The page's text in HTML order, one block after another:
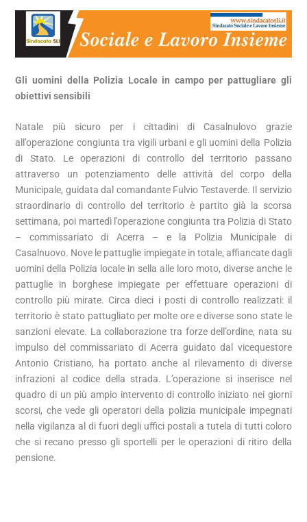
Gli uomini della Polizia Locale in campo per pattugliare gli
obiettivi sensibili
Natale più sicuro per i cittadini di Casalnulovo grazie
all’operazione congiunta tra vigili urbani e gli uomini della Polizia
di Stato. Le operazioni di controllo del territorio passano
attraverso un potenziamento delle attività del corpo della
Municipale, guidata dal comandante Fulvio Testaverde. Il servizio
straordinario di controllo del territorio è partito già la scorsa
settimana, poi martedì l’operazione congiunta tra Polizia di Stato
– commissariato di Acerra – e la Polizia Municipale di
Casalnuovo. Nove le pattuglie impiegate in totale, affiancate dagli
uomini della Polizia locale in sella alle loro moto, diverse anche le
pattuglie in borghese impiegate per effettuare operazioni di
controllo più mirate. Circa dieci i posti di controllo realizzati: il
territorio è stato pattugliato per molte ore e diverse sono state le
sanzioni elevate. La collaborazione tra forze dell’ordine, nata su
impulso del commissariato di Acerra guidato dal vicequestore
Antonio Cristiano, ha portato anche al rilevamento di diverse
infrazioni al codice della strada. L’operazione si inserisce nel
quadro di un più ampio intervento di controllo iniziato nei giorni
scorsi, che vede gli operatori della polizia municipale impegnati
nella vigilanza al di fuori degli uffici postali a tutela di tutti coloro
che si recano presso gli sportelli per le operazioni di ritiro della
pensione.